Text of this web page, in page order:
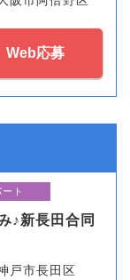
Web応募
ート
♪新長田合同
戸市長田区